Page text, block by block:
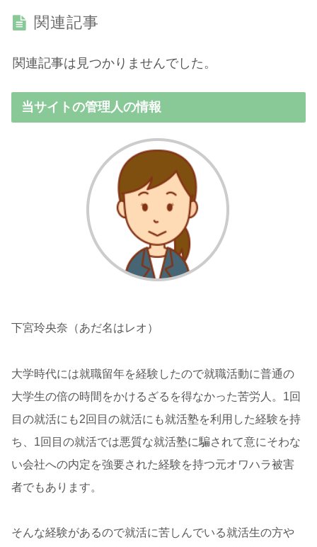
関連記事
関連記事は見つかりませんでした。
当サイトの管理人の情報
下宮玲央奈（あだ名はレオ）
大学時代には就職留年を経験したので就職活動に普通の
大学生の倍の時間をかけるざるを得なかった苦労人。1回
目の就活にも2回目の就活にも就活塾を利用した経験を持
ち、1回目の就活では悪質な就活塾に騙されて意にそわな
い会社への内定を強要された経験を持つ元オワハラ被害
者でもあります。
そんな経験があるので就活に苦しんでいる就活生の方や